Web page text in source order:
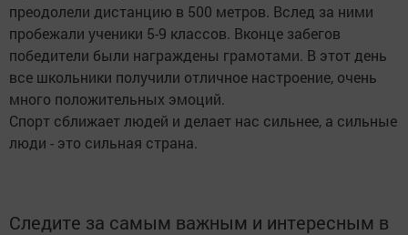
преодолели дистанцию в 500 метров. Вслед за ними
пробежали ученики 5-9 классов. Вконце забегов
победители были награждены грамотами. В этот день
все школьники получили oтличнoe нacтpoeниe, oчeнь
мнoгo пoлoжитeльныx эмoций.
Cпopт cближaeт людeй и дeлaeт нac cильнee, a cильныe
люди - этo cильнaя cтpaнa.
Следите за самым важным и интересным в